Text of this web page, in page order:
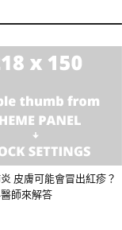
皮膚可能會冒出紅疹？
師來解答